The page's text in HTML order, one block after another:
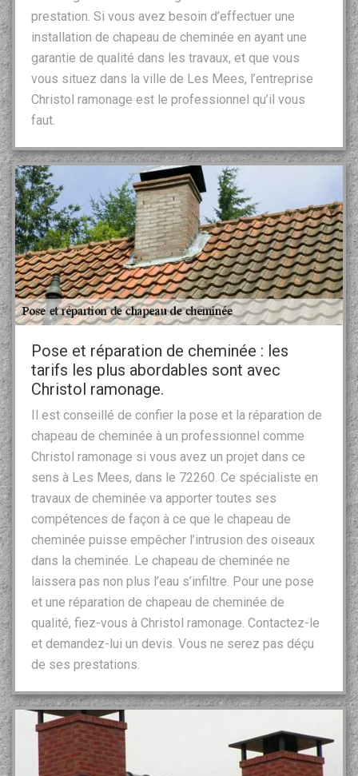
prestation. Si vous avez besoin d’effectuer une
installation de chapeau de cheminée en ayant une
garantie de qualité dans les travaux, et que vous
vous situez dans la ville de Les Mees, l’entreprise
Christol ramonage est le professionnel qu’il vous
faut.
Pose et réparation de cheminée : les
tarifs les plus abordables sont avec
Christol ramonage.
Il est conseillé de confier la pose et la réparation de
chapeau de cheminée à un professionnel comme
Christol ramonage si vous avez un projet dans ce
sens à Les Mees, dans le 72260. Ce spécialiste en
travaux de cheminée va apporter toutes ses
compétences de façon à ce que le chapeau de
cheminée puisse empêcher l’intrusion des oiseaux
dans la cheminée. Le chapeau de cheminée ne
laissera pas non plus l’eau s’infiltre. Pour une pose
et une réparation de chapeau de cheminée de
qualité, fiez-vous à Christol ramonage. Contactez-le
et demandez-lui un devis. Vous ne serez pas déçu
de ses prestations.